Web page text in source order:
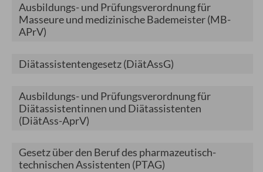
Ausbildungs- und Prüfungsverordnung für
Masseure und medizinische Bademeister(MB-
APrV)
Diätassistentengesetz(DiätAssG)
Ausbildungs- und Prüfungsverordnung für
Diätassistentinnen und Diätassistenten
(DiätAss-AprV)
Gesetz über den Beruf des pharmazeutisch-
technischen Assistenten (PTAG)